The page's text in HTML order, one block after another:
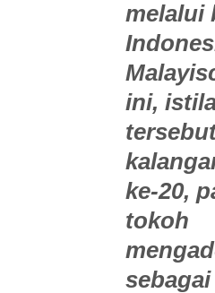
melalui
ini,
ke-20,
sebagai